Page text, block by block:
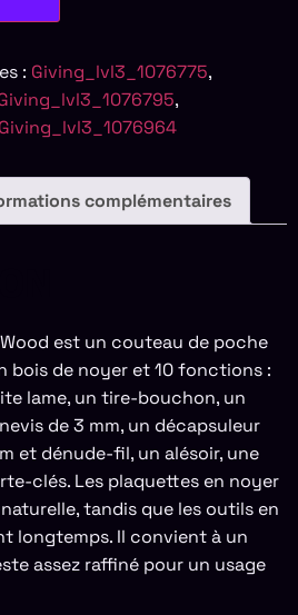
: Giving_lvl3_1076775,
,
Giving_lvl3_1076964
complémentaires
est un couteau de poche
bois de noyer et 10 fonctions :
lame, un tire-bouchon, un
de 3 mm, un décapsuleur
et dénude-fil, un alésoir, une
clés. Les plaquettes en noyer
tandis que les outils en
longtemps. Il convient à un
assez raffiné pour un usage